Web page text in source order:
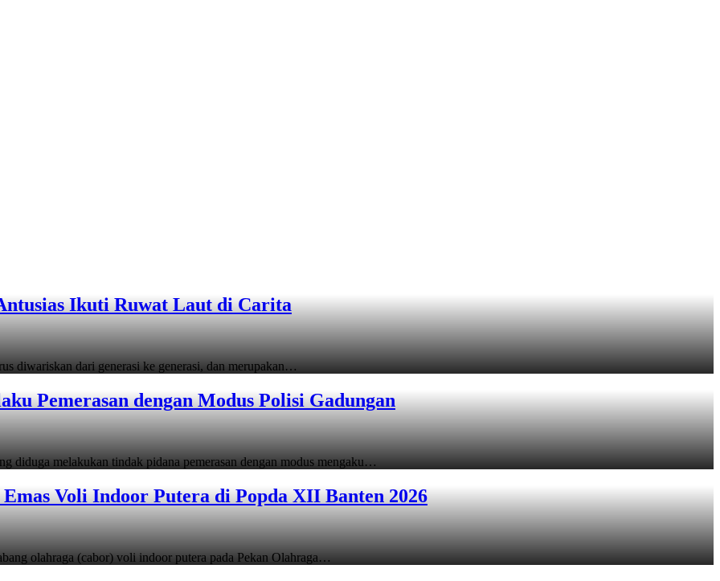
Ikuti Ruwat Laut di Carita
diwariskan dari generasi ke generasi, dan merupakan…
Pemerasan dengan Modus Polisi Gadungan
diduga melakukan tindak pidana pemerasan dengan modus mengaku…
Voli Indoor Putera di Popda XII Banten 2026
olahraga (cabor) voli indoor putera pada Pekan Olahraga…